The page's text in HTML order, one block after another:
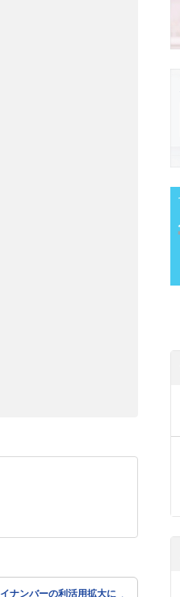
ナンバーの利活用拡大に